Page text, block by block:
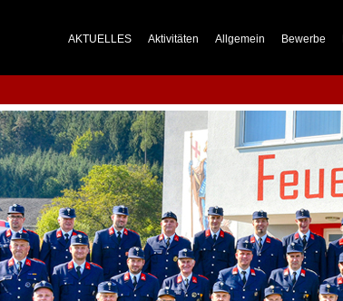
AKTUELLES Aktivitäten Allgemein Bewerbe